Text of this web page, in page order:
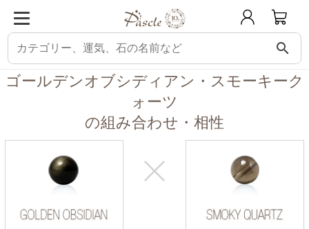
search
パスクル 組み合わせ・相性チェック ゴールデンオブシディアンと相性の良
ゴールデンオブシディアン・スモーキーク
ォーツ
の組み合わせ・相性